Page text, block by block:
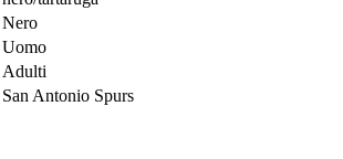
Nero
Uomo
Adulti
San Antonio Spurs